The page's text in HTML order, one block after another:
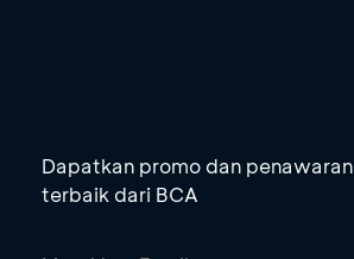
Dapatkan promo dan penawaran
terbaik dari BCA